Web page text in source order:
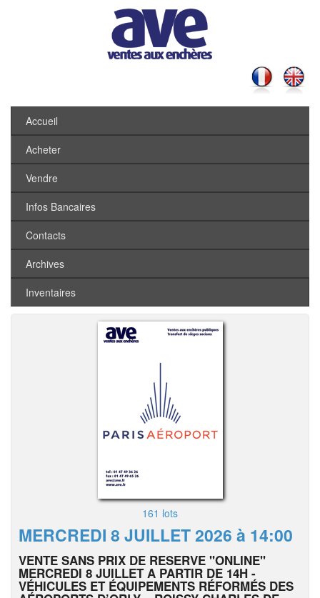
Accueil
Acheter
Vendre
Infos Bancaires
Contacts
Archives
Inventaires
161 lots
MERCREDI 8 JUILLET 2026 à 14:00
VENTE SANS PRIX DE RESERVE "ONLINE"
MERCREDI 8 JUILLET A PARTIR DE 14H -
VÉHICULES ET ÉQUIPEMENTS RÉFORMÉS DES